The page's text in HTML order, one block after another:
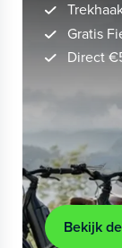
Gratis
Direct
Bekijk